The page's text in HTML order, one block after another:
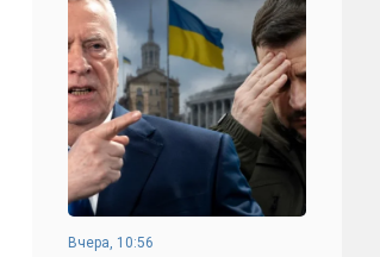
Вчера, 10:56